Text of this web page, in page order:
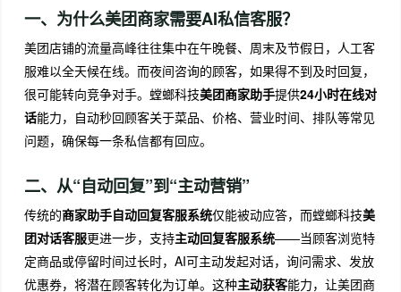
一、为什么美团商家需要AI私信客服？
美团店铺的流量高峰往往集中在午晚餐、周末及节假日，人工客
服难以全天候在线。而夜间咨询的顾客，如果得不到及时回复，
很可能转向竞争对手。螳螂科技美团商家助手提供24小时在线对
话能力，自动秒回顾客关于菜品、价格、营业时间、排队等常见
问题，确保每一条私信都有回应。
二、从“自动回复”到“主动营销”
传统的商家助手自动回复客服系统仅能被动应答，而螳螂科技美
团对话客服更进一步，支持主动回复客服系统——当顾客浏览特
定商品或停留时间过长时，AI可主动发起对话，询问需求、发放
优惠券，将潜在顾客转化为订单。这种主动获客能力，让美团商